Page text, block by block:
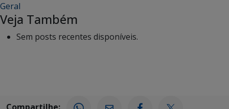
Geral
Veja Também
Sem posts recentes disponíveis.